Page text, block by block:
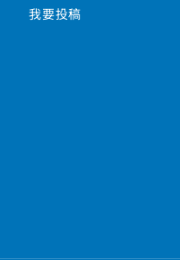
我要投稿